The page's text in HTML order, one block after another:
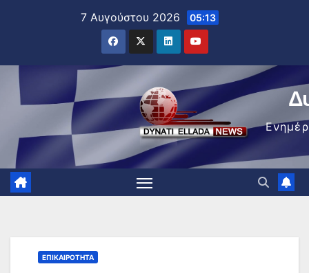
7 Αυγούστου 2026 05:13
ΕΠΙΚΑΙΡΌΤΗΤΑ